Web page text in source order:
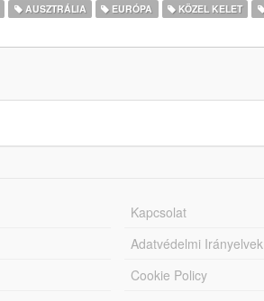
AUSZTRÁLIA EURÓPA KÖZEL KELET
Kapcsolat
Adatvédelmi Irányelvek
Cookie Policy